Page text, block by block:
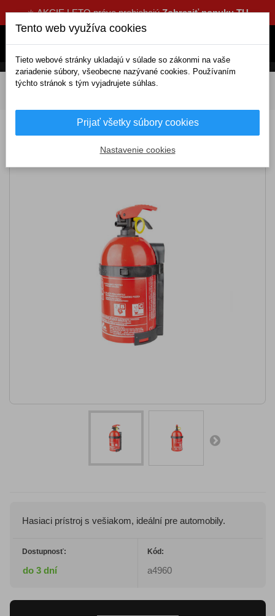
☀️ AKCIE LETO práve prebiehajúZobraziť ponuku TU
DOMOV Výbava a náradie
Hasiaci prístroj 1KG BC bez manometra
Hasiaci prístroj s vešiakom, ideální pre automobily.
Dostupnosť:
do 3 dní
Kód:
a4960
Tento web využíva cookies
Tieto webové stránky ukladajú v súlade so zákonmi na vaše
zariadenie súbory, všeobecne nazývané cookies. Používaním
týchto stránok s tým vyjadrujete súhlas.
Prijať všetky súbory cookies
Nastavenie cookies